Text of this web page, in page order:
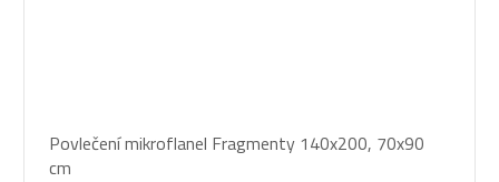
Povlečení mikroflanel Fragmenty 140x200, 70x90
cm